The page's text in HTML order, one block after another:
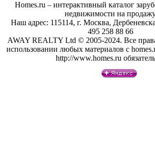
Homes.ru – интерактивный каталог
недвижимости на
Наш адрес: 115114, г. Москва,
495 258 88 66
AWAY REALTY Ltd © 2005-2024. Все
использовании любых материалов с
http://www.homes.ru